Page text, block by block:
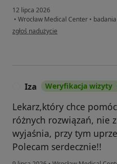
12 lipca 2026
• Wrocław Medical Center •
w opinii użytkownika K
zgłoś nadużycie
Iza Weryfikacja wizyty
Lekarz,który chce
różnych rozwiązań, nie
wyjaśnia, przy tym
Polecam serdecznie!!